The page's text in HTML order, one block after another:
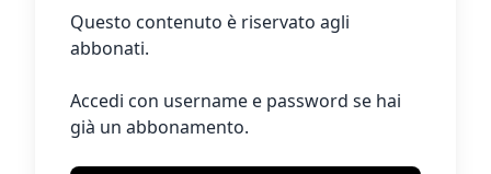
Questo contenuto è riservato agli
abbonati.
Accedi con username e password se hai
già un abbonamento.